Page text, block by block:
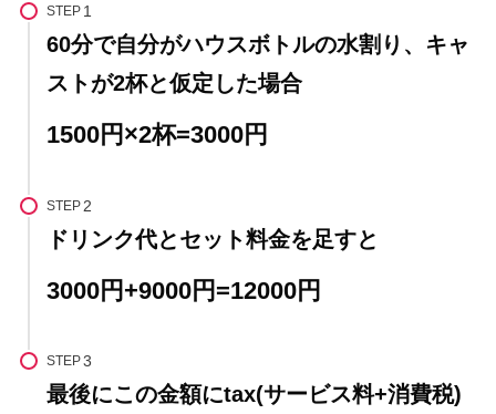
STEP
60分で自分がハウスボトルの水割り、キャ
ストが2杯と仮定した場合
1500円×2杯=3000円
STEP
ドリンク代とセット料金を足すと
3000円+9000円=12000円
STEP
最後にこの金額にtax(サービス料+消費税)